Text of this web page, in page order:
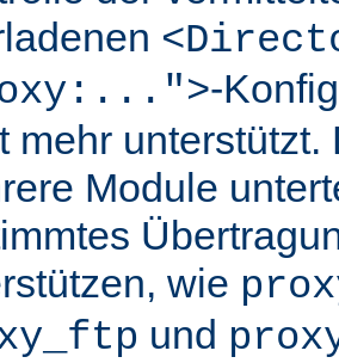
-
mehr
Module
wie
und